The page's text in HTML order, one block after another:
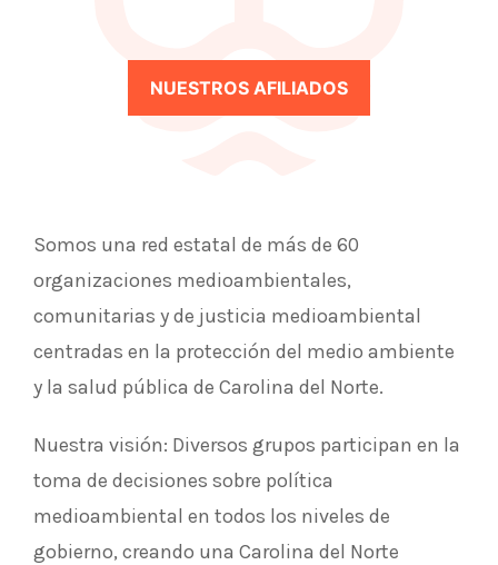
NUESTROS AFILIADOS
Somos una red estatal de más de 60
organizaciones medioambientales,
comunitarias y de justicia medioambiental
centradas en la protección del medio ambiente
y la salud pública de Carolina del Norte.
Nuestra visión: Diversos grupos participan en la
toma de decisiones sobre política
medioambiental en todos los niveles de
gobierno, creando una Carolina del Norte